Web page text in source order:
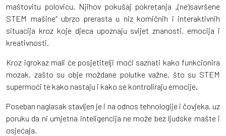
maštovitu polovicu. Njihov pokušaj pokretanja „(ne)savršene
STEM mašine“ ubrzo prerasta u niz komičnih i interaktivnih
situacija kroz koje djeca upoznaju svijet znanosti, emocija i
kreativnosti.
Kroz igrokaz mali će posjetitelji moći saznati kako funkcionira
mozak, zašto su obje moždane polutke važne, što su STEM
supermoći te kako nastaju i kako se kontroliraju emocije.
Poseban naglasak stavljen je i na odnos tehnologije i čovjeka, uz
poruku da ni umjetna inteligencija ne može bez ljudske mašte i
osjećaja.